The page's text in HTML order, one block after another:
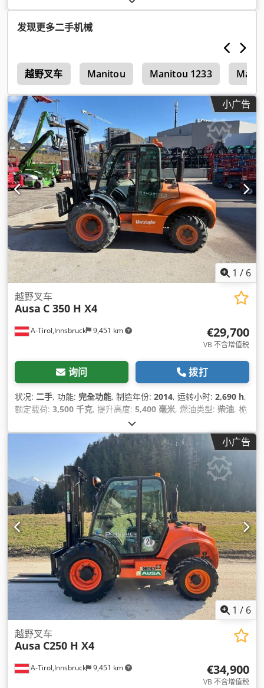
毫米, 功率:31 千瓦 (42.15 马力), 叉长:1,150 毫米, 空载重量:
5,837 千克 , 总长度:4,540 毫米
发现更多二手机械
越野叉车 Manitou Manitou 1233
小广告
1 / 6
A-Tirol,Innsbruck 9,451 km
越野叉车
Ausa C 350 H X4
€29,700
VB 不含增值税
询问 拨打
状况: 二手, 功能: 完全功能, 制造年份: 2014, 运转小时: 2,690 h,
额定载荷: 3,500 千克, 提升高度: 5,400 毫米, 燃油类型: 柴油, 桅
, 建筑高度:
(42.15 马力), 叉长:1,150 毫米, 驱动类型:Diesel,
小广告
1 / 6
A-Tirol,Innsbruck 9,451 km
越野叉车
Ausa C250 H X4
€34,900
VB 不含增值税